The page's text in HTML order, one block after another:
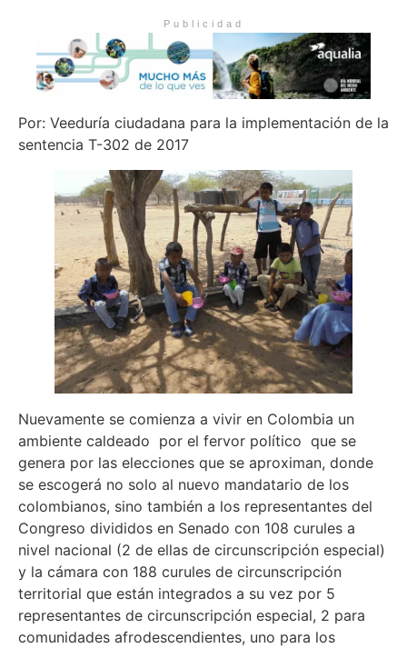
Publicidad
Por: Veeduría ciudadana para la implementación de la
sentencia T-302 de 2017
Nuevamente se comienza a vivir en Colombia un
ambiente caldeado por el fervor político que se
genera por las elecciones que se aproximan, donde
se escogerá no solo al nuevo mandatario de los
colombianos, sino también a los representantes del
Congreso divididos en Senado con 108 curules a
nivel nacional (2 de ellas de circunscripción especial)
y la cámara con 188 curules de circunscripción
territorial que están integrados a su vez por 5
representantes de circunscripción especial, 2 para
comunidades afrodescendientes, uno para los